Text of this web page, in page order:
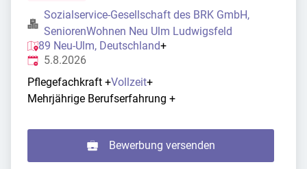
Sozialservice-Gesellschaft des BRK GmbH,
SeniorenWohnen Neu Ulm Ludwigsfeld
89 Neu-Ulm, Deutschland+
Veröffentlicht
5.8.2026
Pflegefachkraft +Vollzeit+
Mehrjährige Berufserfahrung +
Bewerbung versenden